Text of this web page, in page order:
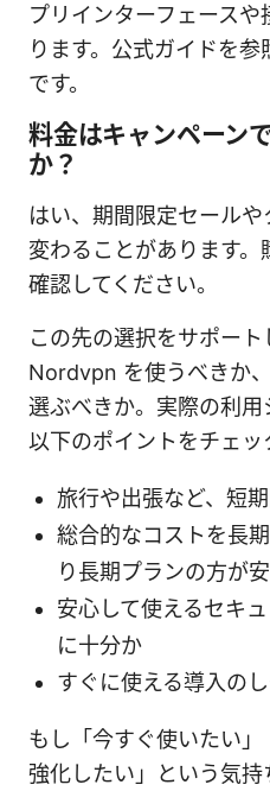
プリインターフェース
ります。公式ガイドを
です。
料金はキャンペーン
か？
はい、期間限定セール
変わることがあります。
確認してください。
この先の選択をサポー
Nordvpn を使うべきか
選ぶべきか。実際の利用
以下のポイントをチェッ
旅行や出張など、短
総合的なコストを長
り長期プランの方が
安心して使えるセキ
に十分か
すぐに使える導入の
もし「今すぐ使いたい
強化したい」という気